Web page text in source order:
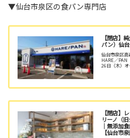
▼仙台市泉区の食パン専門店
【閉店】
パン）仙
仙台市泉区
HARE／PAN
26日（木）
【閉店】
リーノ（
｜無添加
【仙台市泉